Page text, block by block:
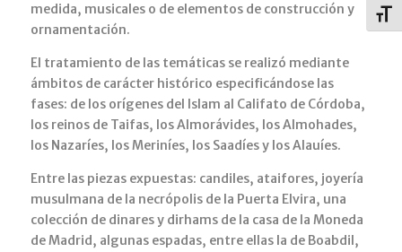
medida, musicales o de elementos de construcción y
ornamentación.
El tratamiento de las temáticas se realizó mediante
ámbitos de carácter histórico especificándose las
fases: de los orígenes del Islam al Califato de Córdoba,
los reinos de Taifas, los Almorávides, los Almohades,
los Nazaríes, los Meriníes, los Saadíes y los Alauíes.
Entre las piezas expuestas: candiles, ataifores, joyería
musulmana de la necrópolis de la Puerta Elvira, una
colección de dinares y dirhams de la casa de la Moneda
de Madrid, algunas espadas, entre ellas la de Boabdil,